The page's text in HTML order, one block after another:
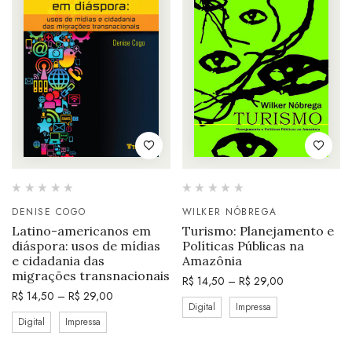
DENISE COGO
Latino-americanos em
diáspora: usos de mídias
e cidadania das
migrações transnacionais
R$ 14,50 – R$ 29,00
Digital Impressa
WILKER NÓBREGA
Turismo: Planejamento e
Políticas Públicas na
Amazônia
R$ 14,50 – R$ 29,00
Digital Impressa